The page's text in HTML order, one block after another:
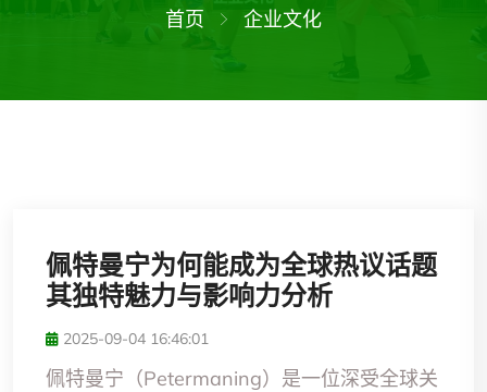
首页 企业文化
佩特曼宁为何能成为全球热议话题
其独特魅力与影响力分析
2025-09-04 16:46:01
佩特曼宁（Petermaning）是一位深受全球关